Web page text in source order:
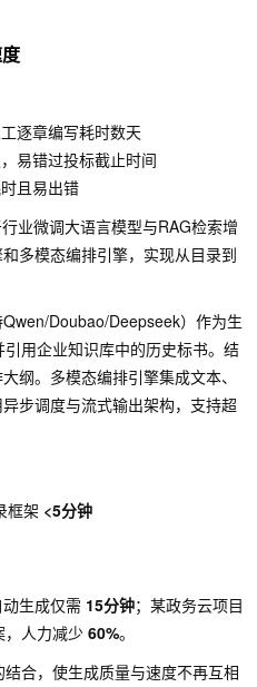
逐章编写耗时数天
易错过投标截止时间
且易出错
业微调大语言模型与RAG检索增
多模态编排引擎，实现从目录到
Doubao/Deepseek）作为生
用企业知识库中的历史标书。结
纲。多模态编排引擎集成文本、
步调度与流式输出架构，支持超
框架 <5分钟
生成仅需 15分钟；某政务云项目
，人力减少 60%。
合，使生成质量与速度不再互相